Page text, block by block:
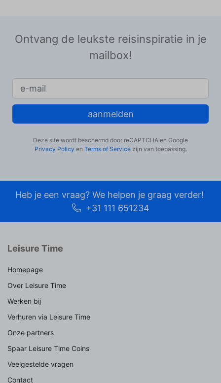
Ontvang de leukste reisinspiratie in je
mailbox!
aanmelden
Deze site wordt beschermd door reCAPTCHA en Google
Privacy Policy en Terms of Servicezijn van toepassing.
Heb je een vraag? We helpen je graag verder!
+31 111 651234
Leisure Time
Homepage
Over Leisure Time
Werken bij
Verhuren via Leisure Time
Onze partners
Spaar Leisure Time Coins
Veelgestelde vragen
Contact